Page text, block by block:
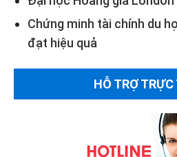
Chứng minh tài chính du
đạt hiệu quả
HỖ TRỢ TRỰC